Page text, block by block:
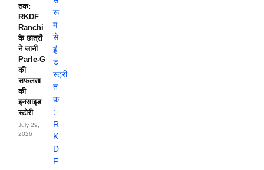
तक:
RKDF
Ranchi
के छात्रों
ने जानी
Parle-G
की
सफलता
की
इनसाइड
स्टोरी
July 29,
2026